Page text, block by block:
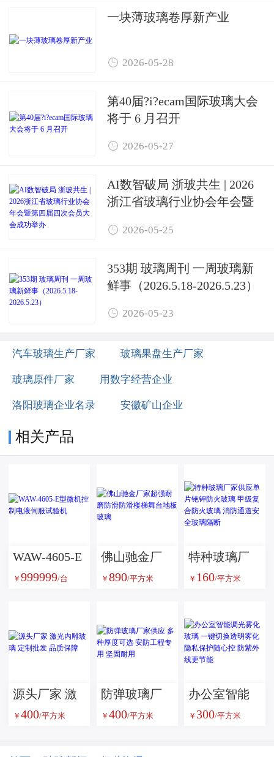
一块薄玻璃卷厚新产业
 2026-05-28
第40届?i?ecam国际玻璃大会
将于 6 月召开
 2026-05-27
AI数智破局 浙玻共生 | 2026
浙江省玻璃行业协会年会暨
办
 2026-05-25
353期 玻璃周刊 一周玻璃新
鲜事（2026.5.18-2026.5.23）
 2026-05-23
汽车玻璃生产厂家 玻璃果盘生产厂家
玻璃原件厂家 用数字经营企业
洛阳玻璃企业名录 安徽矿山企业
相关产品
WAW-4605-E
型微机控制
￥ 999999/台
佛山驰金厂
家超强耐磨
玻璃
￥ 890/平方米
特种玻璃厂
家供应单片
璃 甲级复合
防火玻璃 消
防通道安全
玻璃隔断
￥ 160/平方米
源头厂家 激
光内雕玻璃
￥ 400/平方米
防弹玻璃厂
家供应 多种
￥ 400/平方米
办公室智能
调光雾化玻
￥ 300/平方米